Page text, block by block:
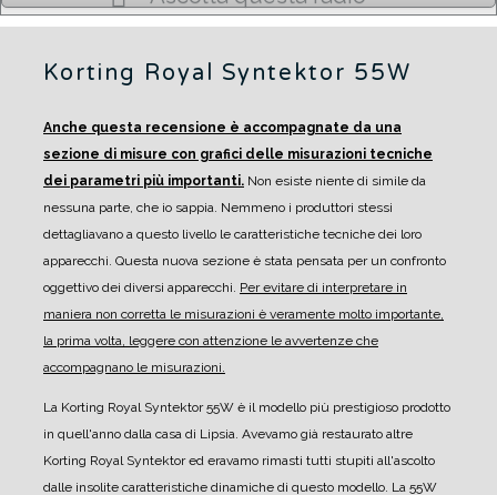
Korting Royal Syntektor 55W
Anche questa recensione è accompagnate da una
sezione di misure con grafici delle misurazioni tecniche
dei parametri più importanti. Non esiste niente di simile da
nessuna parte, che io sappia. Nemmeno i produttori stessi
dettagliavano a questo livello le caratteristiche tecniche dei loro
apparecchi. Questa nuova sezione è stata pensata per un confronto
oggettivo dei diversi apparecchi. Per evitare di interpretare in
maniera non corretta le misurazioni è veramente molto importante,
la prima volta, leggere con attenzione le avvertenze che
accompagnano le misurazioni.
La Korting Royal Syntektor 55W è il modello più prestigioso prodotto
in quell'anno dalla casa di Lipsia. Avevamo già restaurato altre
Korting Royal Syntektor ed eravamo rimasti tutti stupiti all'ascolto
dalle insolite caratteristiche dinamiche di questo modello. La 55W